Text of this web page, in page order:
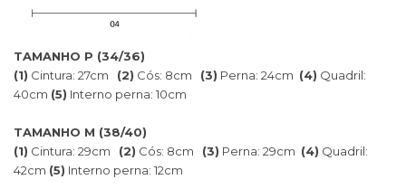
TAMANHO P (34/36)
(1) Cintura: 27cm (2) Cós: 8cm (3) Perna: 24cm (4) Quadril:
40cm (5) Interno perna: 10cm
TAMANHO M (38/40)
(1) Cintura: 29cm (2) Cós: 8cm (3) Perna: 29cm (4) Quadril:
42cm (5) Interno perna: 12cm